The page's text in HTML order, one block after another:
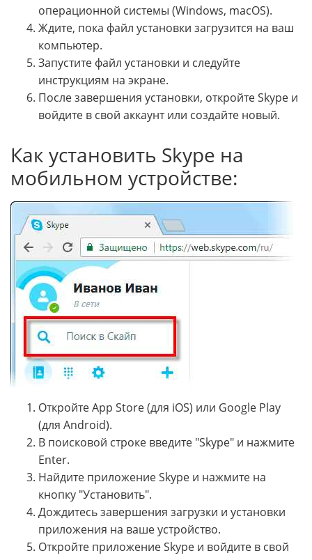
операционной системы (Windows, macOS).
Ждите, пока файл установки загрузится на ваш
компьютер.
Запустите файл установки и следуйте
инструкциям на экране.
После завершения установки, откройте Skype и
войдите в свой аккаунт или создайте новый.
Как установить Skype на
мобильном устройстве:
Откройте App Store (для iOS) или Google Play
(для Android).
В поисковой строке введите "Skype" и нажмите
Enter.
Найдите приложение Skype и нажмите на
кнопку "Установить".
Дождитесь завершения загрузки и установки
приложения на ваше устройство.
Откройте приложение Skype и войдите в свой